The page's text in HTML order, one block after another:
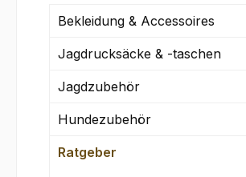
Bekleidung & Accessoires
Jagdrucksäcke & -taschen
Jagdzubehör
Hundezubehör
Ratgeber